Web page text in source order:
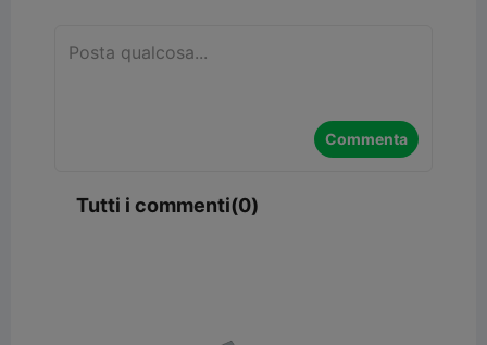
Commenta
Tutti i commenti(0)